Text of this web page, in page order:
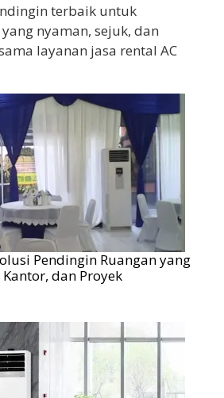
terbaik untuk
nyaman, sejuk, dan
layanan jasa rental AC
Pendingin Ruangan yang
dan Proyek